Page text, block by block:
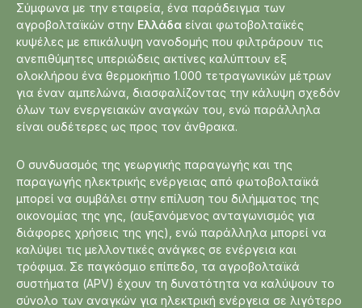
Σύμφωνα με την εταιρεία, ένα παράδειγμα των
αγροβολταϊκών στην Ελλάδα είναι φωτοβολταϊκές
κυψέλες με επικάλυψη νανοδομής που φιλτράρουν τις
ανεπιθύμητες υπεριώδεις ακτίνες καλύπτουν εξ
ολοκλήρου ένα θερμοκήπιο 1.000 τετραγωνικών μέτρων
για έναν αμπελώνα, διασφαλίζοντας την κάλυψη σχεδόν
όλων των ενεργειακών αναγκών του, ενώ παράλληλα
είναι ουδέτερες ως προς τον άνθρακα.
Ο συνδυασμός της γεωργικής παραγωγής και της
παραγωγής ηλεκτρικής ενέργειας από φωτοβολταϊκά
μπορεί να συμβάλει στην επίλυση του διλήμματος της
οικονομίας της γης, (αυξανόμενος ανταγωνισμός για
διάφορες χρήσεις της γης), ενώ παράλληλα μπορεί να
καλύψει τις μελλοντικές ανάγκες σε ενέργεια και
τρόφιμα. Σε παγκόσμιο επίπεδο, τα αγροβολταϊκά
συστήματα (APV) έχουν τη δυνατότητα να καλύψουν το
σύνολο των αναγκών για ηλεκτρική ενέργεια σε λιγότερο